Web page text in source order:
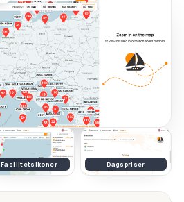
Fasilitetsikoner Dagspriser